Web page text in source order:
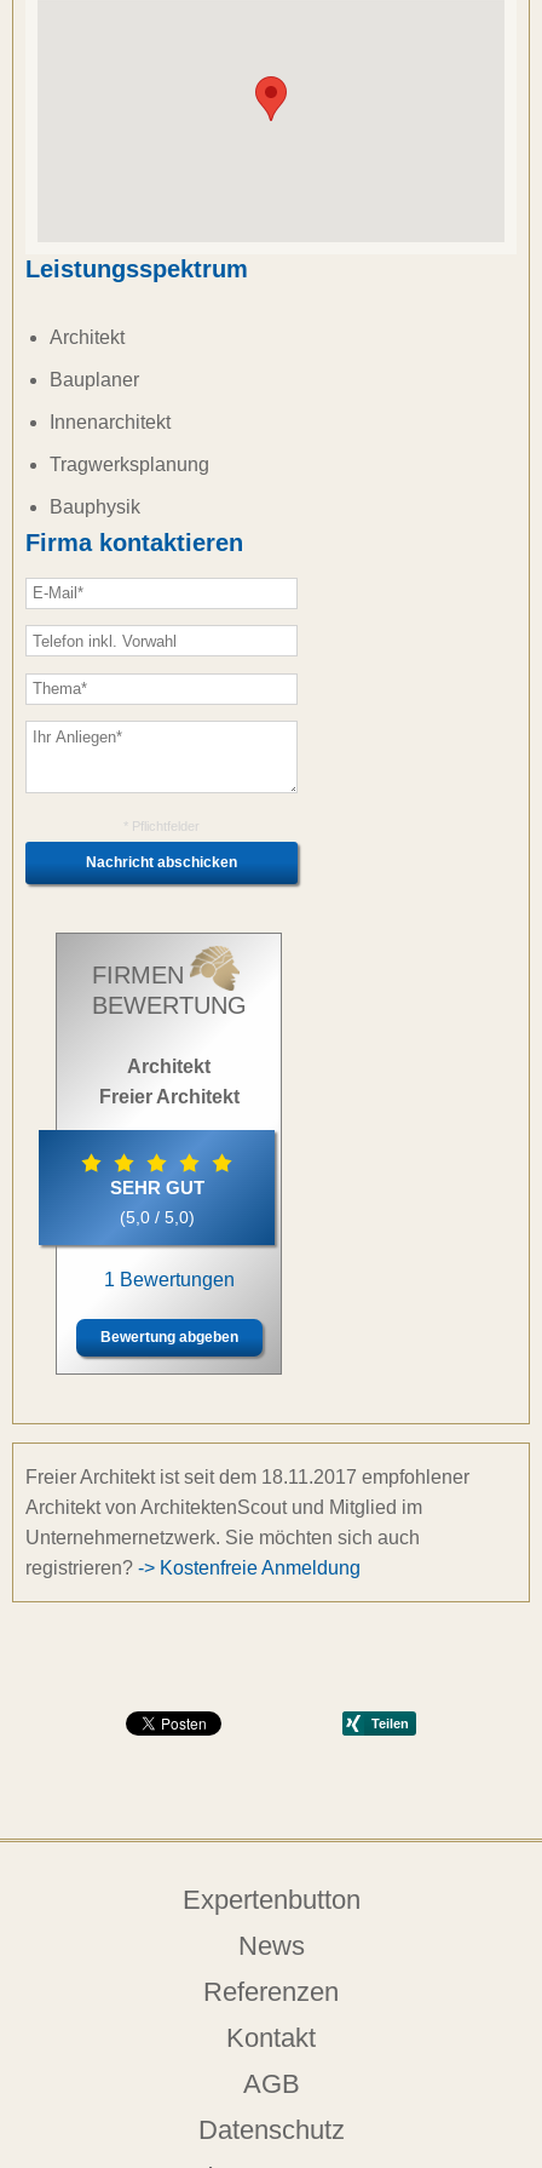
Leistungsspektrum
Architekt
Bauplaner
Innenarchitekt
Tragwerksplanung
Bauphysik
Firma kontaktieren
* Pflichtfelder
FIRMEN
BEWERTUNG
Architekt
Freier Architekt
SEHR GUT
(5,0 / 5,0)
1 Bewertungen
Bewertung abgeben
Freier Architekt ist seit dem 18.11.2017 empfohlener
Architekt von ArchitektenScout und Mitglied im
Unternehmernetzwerk. Sie möchten sich auch
registrieren? -> Kostenfreie Anmeldung
Expertenbutton
News
Referenzen
Kontakt
AGB
Datenschutz